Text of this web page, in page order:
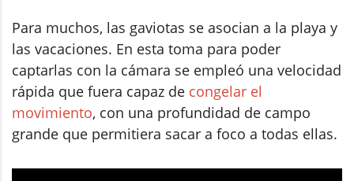
Para muchos, las gaviotas se asocian a la playa y
las vacaciones. En esta toma para poder
captarlas con la cámara se empleó una velocidad
rápida que fuera capaz de congelar el
movimiento, con una profundidad de campo
grande que permitiera sacar a foco a todas ellas.